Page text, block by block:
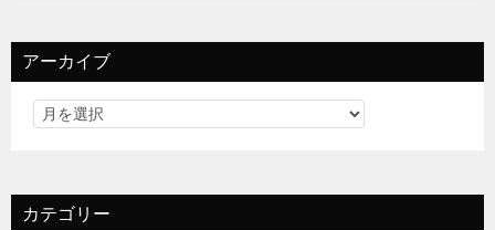
アーカイブ
カテゴリー